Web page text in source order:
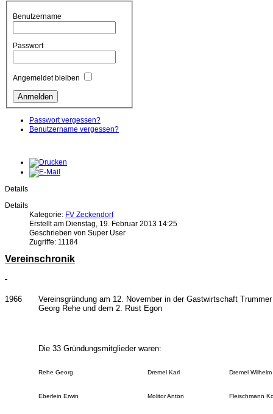
Benutzername
Passwort
Angemeldet bleiben
Passwort vergessen?
Benutzername vergessen?
Details
Details
Kategorie: FV Zeckendorf
Erstellt am Dienstag, 19. Februar 2013 14:25
Geschrieben von Super User
Zugriffe: 11184
Vereinschronik
1966
Vereinsgründung am 12. November in der Gastwirtschaft
Georg Rehe und dem 2. Rust Egon
Die 33 Gründungsmitglieder waren:
Rehe Georg Dremel Karl Dremel
Eberlein Erwin Molitor Anton Fleischmann